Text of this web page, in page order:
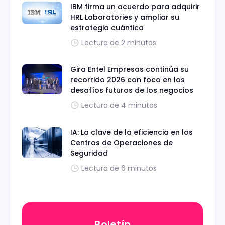
IBM firma un acuerdo para adquirir
HRL Laboratories y ampliar su
estrategia cuántica
Lectura de 2 minutos
Gira Entel Empresas continúa su
recorrido 2026 con foco en los
desafíos futuros de los negocios
Lectura de 4 minutos
IA: La clave de la eficiencia en los
Centros de Operaciones de
Seguridad
Lectura de 6 minutos